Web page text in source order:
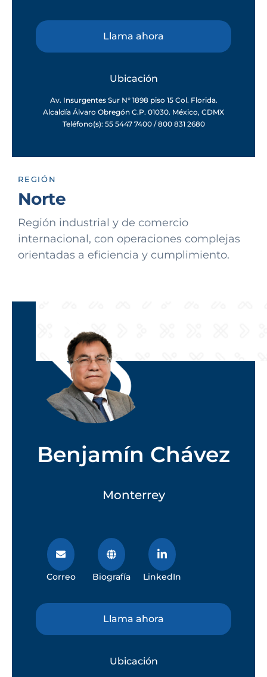
Llama ahora
Ubicación
Av. Insurgentes Sur N° 1898 piso 15 Col. Florida.
Alcaldía Álvaro Obregón C.P. 01030. México, CDMX
Teléfono(s): 55 5447 7400 / 800 831 2680
REGIÓN
Norte
Región industrial y de comercio
internacional, con operaciones complejas
orientadas a eficiencia y cumplimiento.
Benjamín Chávez
Monterrey
Correo Biografía LinkedIn
Llama ahora
Ubicación